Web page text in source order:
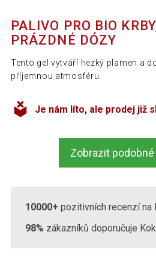
PALIVO PRO BIO
PRÁZDNÉ DÓZY
Tento gel vytváří hezký plamen a
příjemnou atmosféru.
Je nám líto, ale prodej již
Zobrazit
10000+ pozitivních recenzí na
98% zákazníků doporučuje